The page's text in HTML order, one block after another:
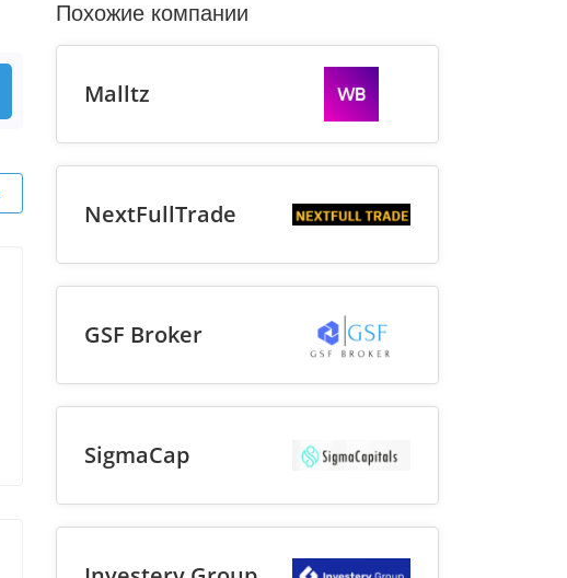
Похожие компании
Malltz
NextFullTrade
GSF Broker
SigmaCap